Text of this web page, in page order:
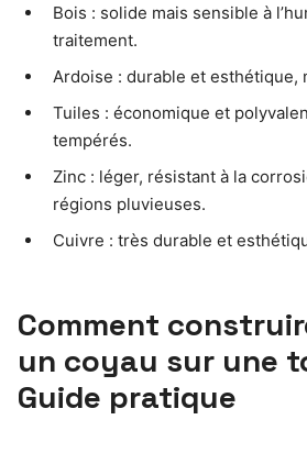
Bois : solide mais sensible à
traitement.
Ardoise : durable et esthétique,
Tuiles : économique et
tempérés.
Zinc : léger, résistant à la
régions pluvieuses.
Cuivre : très durable et
Comment
un coyau sur une
Guide pratique